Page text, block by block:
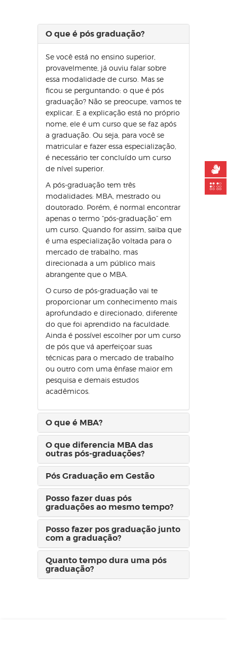
O que é pós graduação?
Se você está no ensino superior,
provavelmente, já ouviu falar sobre
essa modalidade de curso. Mas se
ficou se perguntando: o que é pós
graduação? Não se preocupe, vamos te
explicar. E a explicação está no próprio
nome, ele é um curso que se faz após
a graduação. Ou seja, para você se
matricular e fazer essa especialização,
é necessário ter concluído um curso
de nível superior.
A pós-graduação tem três
modalidades: MBA, mestrado ou
doutorado. Porém, é normal encontrar
apenas o termo “pós-graduação” em
um curso. Quando for assim, saiba que
é uma especialização voltada para o
mercado de trabalho, mas
direcionada a um público mais
abrangente que o MBA.
O curso de pós-graduação vai te
proporcionar um conhecimento mais
aprofundado e direcionado, diferente
do que foi aprendido na faculdade.
Ainda é possível escolher por um curso
de pós que vá aperfeiçoar suas
técnicas para o mercado de trabalho
ou outro com uma ênfase maior em
pesquisa e demais estudos
acadêmicos.
O que é MBA?
O que diferencia MBA das
outras pós-graduações?
Pós Graduação em Gestão
Posso fazer duas pós
graduações ao mesmo tempo?
Posso fazer pos graduação junto
com a graduação?
Quanto tempo dura uma pós
graduação?